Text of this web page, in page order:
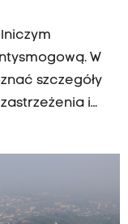
W
szczegóły
i
w